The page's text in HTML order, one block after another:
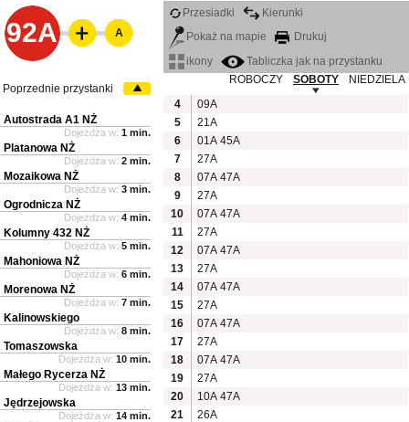
92A
Przesiadki
Kierunki
Pokaż na mapie
Drukuj
ikony
Tabliczka jak na przystanku
ROBOCZY
SOBOTY
NIEDZIELA
4
09A
5
21A
6
01A 45A
7
27A
8
07A 47A
9
27A
10
07A 47A
11
27A
12
07A 47A
13
27A
14
07A 47A
15
27A
16
07A 47A
17
27A
18
07A 47A
19
27A
20
10A 47A
21
26A
A
Poprzednie przystanki
Autostrada A1 NŻ
Dojeżdża w: 1 min.
Platanowa NŻ
Dojeżdża w: 2 min.
Mozaikowa NŻ
Dojeżdża w: 3 min.
Ogrodnicza NŻ
Dojeżdża w: 4 min.
Kolumny 432 NŻ
Dojeżdża w: 5 min.
Mahoniowa NŻ
Dojeżdża w: 6 min.
Morenowa NŻ
Dojeżdża w: 7 min.
Kalinowskiego
Dojeżdża w: 8 min.
Tomaszowska
Dojeżdża w: 10 min.
Małego Rycerza NŻ
Dojeżdża w: 13 min.
Jędrzejowska
Dojeżdża w: 14 min.